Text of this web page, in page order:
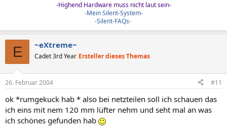
-Highend Hardware muss nicht laut sein-
-Mein Silent-System-
-Silent-FAQs-
E ~eXtreme~
Cadet 3rd Year Ersteller dieses Themas
26. Februar 2004 #11
ok *rumgekuck hab * also bei netzteilen soll ich schauen das
ich eins mit nem 120 mm lüfter nehm und seht mal an was
ich schönes gefunden hab